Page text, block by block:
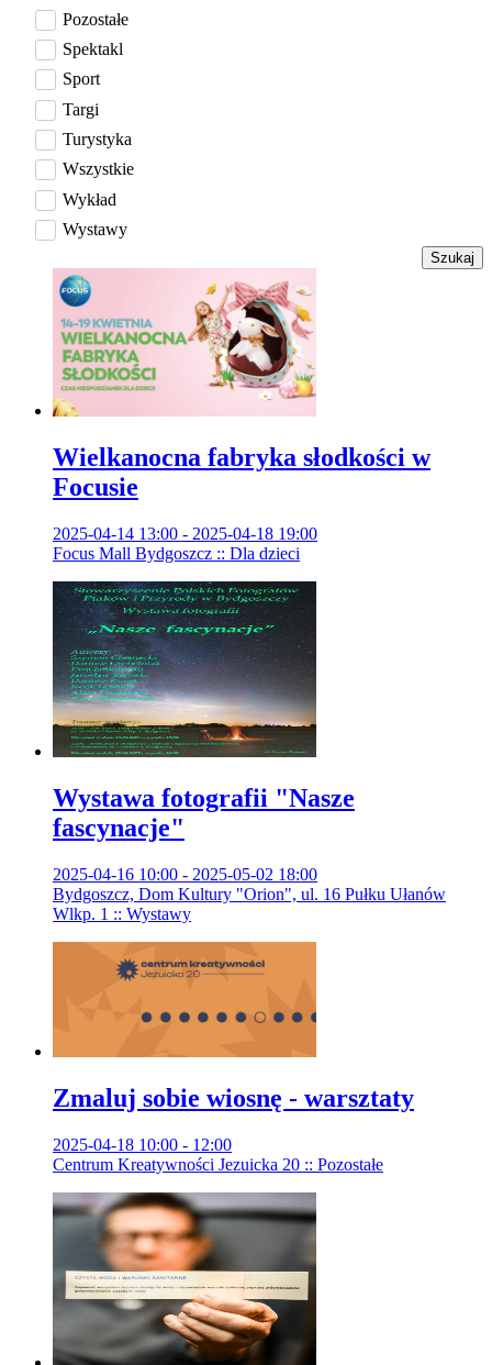
Pozostałe
Spektakl
Sport
Targi
Turystyka
Wszystkie
Wykład
Wystawy
Szukaj
Wielkanocna fabryka słodkości w
Focusie
2025-04-14 13:00 - 2025-04-18 19:00
Focus Mall Bydgoszcz :: Dla dzieci
Wystawa fotografii "Nasze
fascynacje"
2025-04-16 10:00 - 2025-05-02 18:00
Bydgoszcz, Dom Kultury "Orion", ul. 16 Pułku Ułanów
Wlkp. 1 :: Wystawy
Zmaluj sobie wiosnę - warsztaty
2025-04-18 10:00 - 12:00
Centrum Kreatywności Jezuicka 20 :: Pozostałe